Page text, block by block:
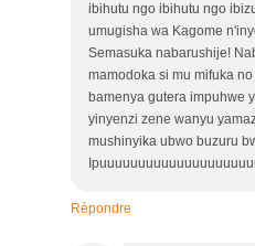
ibihutu ngo ibihutu ngo
umugisha wa Kagome
Semasuka nabarushije!
mamodoka si mu mifuka
bamenya gutera impuhwe
yinyenzi zene wanyu
mushinyika ubwo buzuru
Répondre